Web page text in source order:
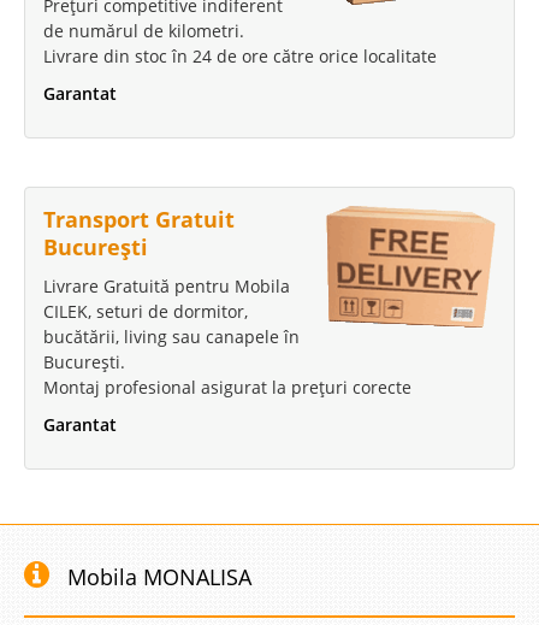
Prețuri competitive indiferent
de numărul de kilometri.
Livrare din stoc în 24 de ore către orice localitate
Garantat
Transport Gratuit
București
Livrare Gratuită pentru Mobila
CILEK, seturi de dormitor,
bucătării, living sau canapele în
București.
Montaj profesional asigurat la prețuri corecte
Garantat
Mobila MONALISA